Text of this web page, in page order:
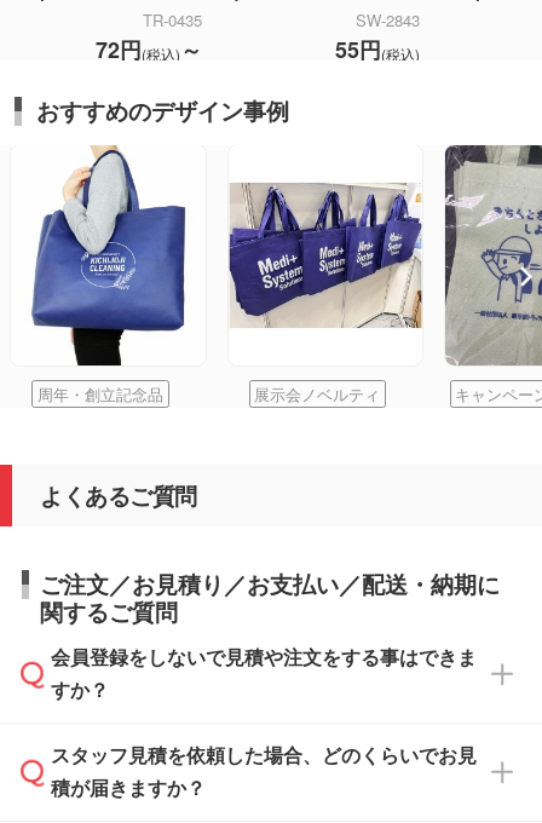
TR-0435
72円(税込) ～
SW-2843
55円(税込)
おすすめのデザイン事例
周年・創立記念品 展示会ノベルティ キャンペー
よくあるご質問
ご注文／お見積り／お支払い／配送・納期に
関するご質問
会員登録をしないで見積や注文をする事はできま
すか？
可能です。見積・注文フォームにて『ゲストの
まま進む』ボタンからお進みのうえ、ご依頼く
スタッフ見積を依頼した場合、どのくらいでお見
積が届きますか？